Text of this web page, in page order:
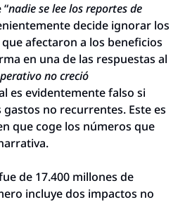
nadie se lee los reportes de
decide ignorar los
afectaron a los beneficios
en una de las respuestas al
no creció
es evidentemente falso si
no recurrentes. Este es
que coge los números que
de 17.400 millones de
incluye dos impactos no